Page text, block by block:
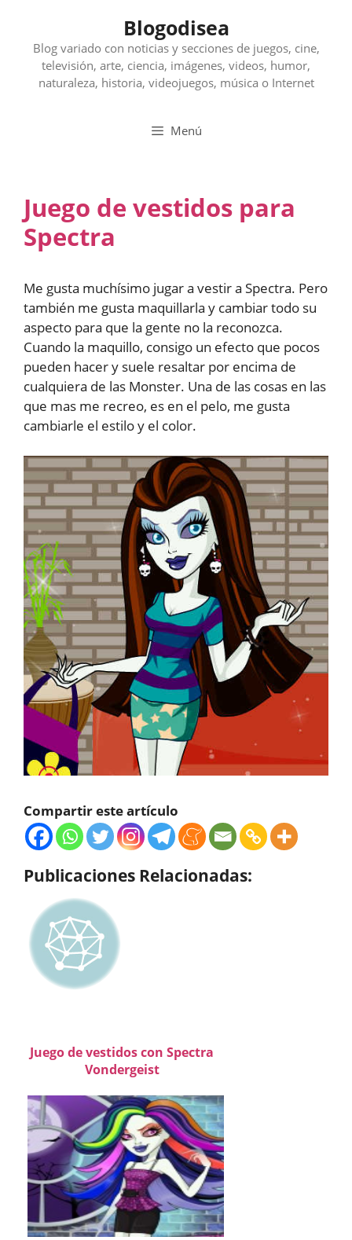
contenido
Blogodisea
Blog variado con noticias y secciones de juegos, cine,
televisión, arte, ciencia, imágenes, videos, humor,
naturaleza, historia, videojuegos, música o Internet
Menú
Juego de vestidos para
Spectra
Me gusta muchísimo jugar a vestir a Spectra. Pero
también me gusta maquillarla y cambiar todo su
aspecto para que la gente no la reconozca.
Cuando la maquillo, consigo un efecto que pocos
pueden hacer y suele resaltar por encima de
cualquiera de las Monster. Una de las cosas en las
que mas me recreo, es en el pelo, me gusta
cambiarle el estilo y el color.
Compartir este artículo
Publicaciones Relacionadas:
Juego de vestidos con Spectra
Vondergeist